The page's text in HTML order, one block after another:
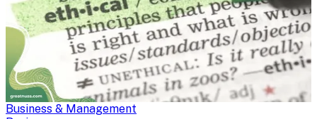
Business & Management